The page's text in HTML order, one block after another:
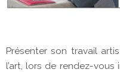
Présenter son travail
l’art, lors de rendez-